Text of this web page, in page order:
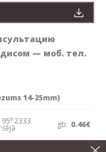
— моб. тел.
14-25mm)
2333 gb. 0.46€